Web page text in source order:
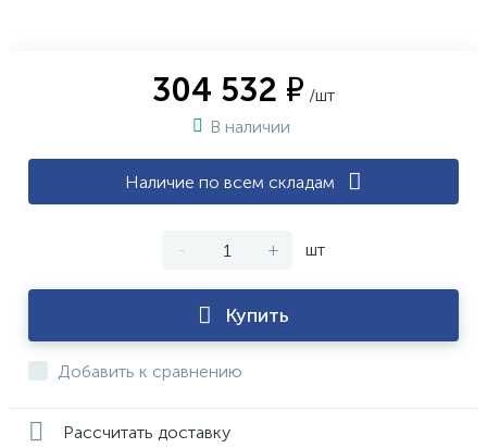
304 532 ₽ /шт
В наличии
Наличие по всем складам
- + шт
Купить
Добавить к сравнению
Рассчитать доставку